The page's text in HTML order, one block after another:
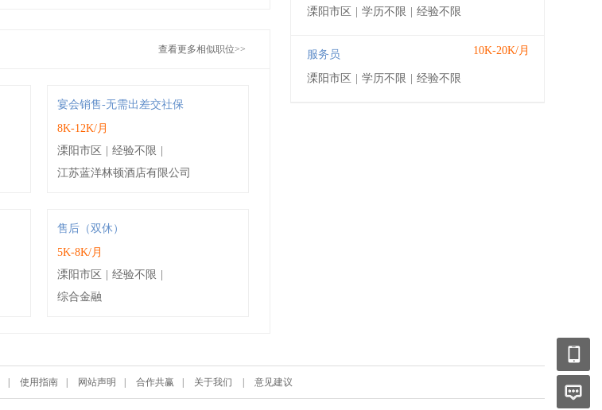
查看更多相似职位>>
宴会销售-无需出差交社保
8K-12K/月
溧阳市区
经验不限
江苏蓝洋林顿酒店有限公司
售后（双休）
5K-8K/月
溧阳市区
经验不限
综合金融
溧阳市区 学历不限 经验不限
服务员 10K-20K/月
溧阳市区 学历不限 经验不限
使用指南 网站声明 合作共赢 关于我们 意见建议